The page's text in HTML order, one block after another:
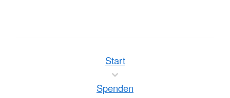
Start
Spenden